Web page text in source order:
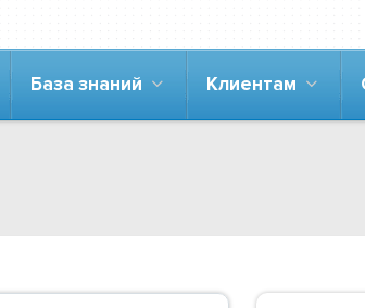
База знаний Клиентам